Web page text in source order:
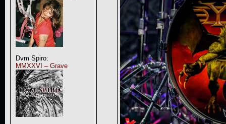
Dvm Spiro:
MMXXVI – Grave